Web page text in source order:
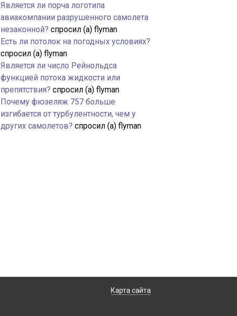
Является ли порча логотипа
авиакомпании разрушенного самолета
незаконной? спросил (а) flyman
Есть ли потолок на погодных условиях?
спросил (а) flyman
Является ли число Рейнольдса
функцией потока жидкости или
препятствия? спросил (а) flyman
Почему фюзеляж 757 больше
изгибается от турбулентности, чем у
других самолетов? спросил (а) flyman
Карта сайта